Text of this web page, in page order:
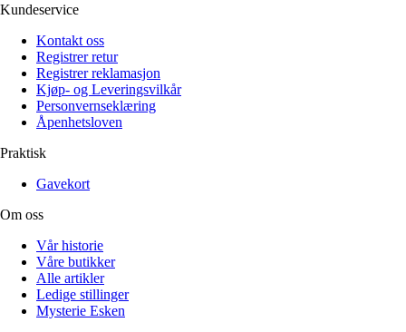
Kundeservice
Kontakt oss
Registrer retur
Registrer reklamasjon
Kjøp- og Leveringsvilkår
Personvernseklæring
Åpenhetsloven
Praktisk
Gavekort
Om oss
Vår historie
Våre butikker
Alle artikler
Ledige stillinger
Mysterie Esken